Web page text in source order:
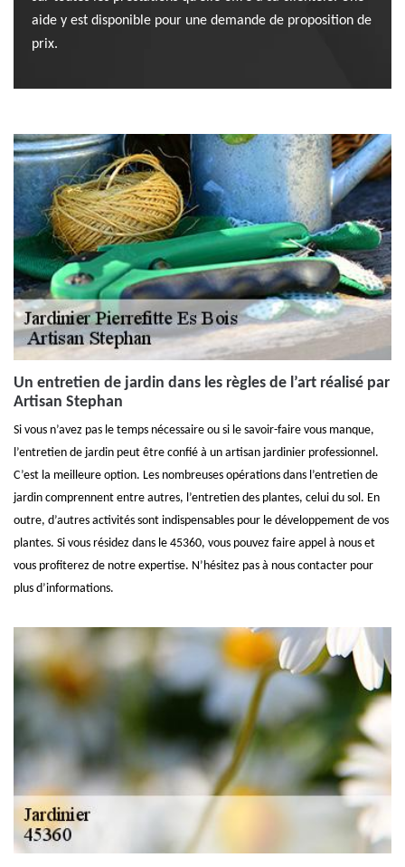
aide y est disponible pour une demande de proposition de
prix.
Un entretien de jardin dans les règles de l’art réalisé par
Artisan Stephan
Si vous n’avez pas le temps nécessaire ou si le savoir-faire vous manque,
l’entretien de jardin peut être confié à un artisan jardinier professionnel.
C’est la meilleure option. Les nombreuses opérations dans l’entretien de
jardin comprennent entre autres, l’entretien des plantes, celui du sol. En
outre, d’autres activités sont indispensables pour le développement de vos
plantes. Si vous résidez dans le 45360, vous pouvez faire appel à nous et
vous profiterez de notre expertise. N’hésitez pas à nous contacter pour
plus d’informations.